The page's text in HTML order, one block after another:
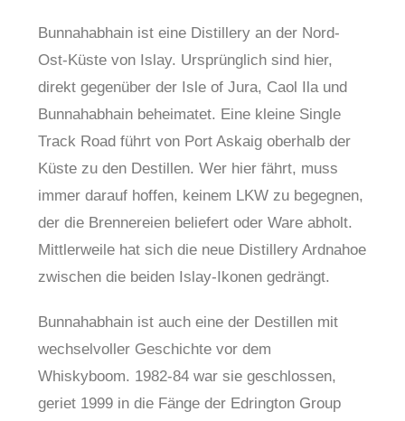
Bunnahabhain ist eine Distillery an der Nord-
Ost-Küste von Islay. Ursprünglich sind hier,
direkt gegenüber der Isle of Jura, Caol Ila und
Bunnahabhain beheimatet. Eine kleine Single
Track Road führt von Port Askaig oberhalb der
Küste zu den Destillen. Wer hier fährt, muss
immer darauf hoffen, keinem LKW zu begegnen,
der die Brennereien beliefert oder Ware abholt.
Mittlerweile hat sich die neue Distillery Ardnahoe
zwischen die beiden Islay-Ikonen gedrängt.
Bunnahabhain ist auch eine der Destillen mit
wechselvoller Geschichte vor dem
Whiskyboom. 1982-84 war sie geschlossen,
geriet 1999 in die Fänge der Edrington Group